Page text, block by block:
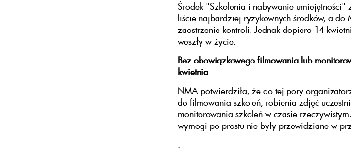
Środek "Szkolenia i nabywanie umiejętności"
liście najbardziej ryzykownych środków, a do
zaostrzenie kontroli. Jednak dopiero 14
weszły w życie.
Bez obowiązkowego filmowania lub
kwietnia
NMA potwierdziła, że do tej pory
do filmowania szkoleń, robienia zdjęć
monitorowania szkoleń w czasie
wymogi po prostu nie były przewidziane w
.